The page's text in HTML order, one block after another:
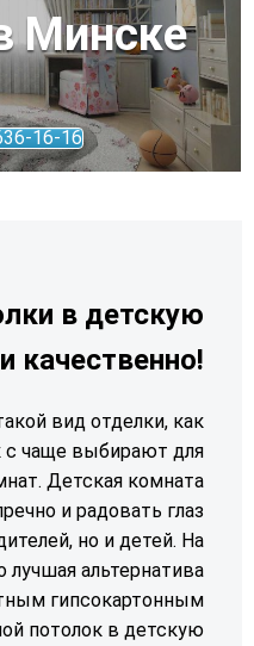
Минске
16-16
в детскую
качественно!
вид отделки, как
с чаще выбирают для
Детская комната
и радовать глаз
но и детей. На
лучшая альтернатива
гипсокартонным
потолок в детскую